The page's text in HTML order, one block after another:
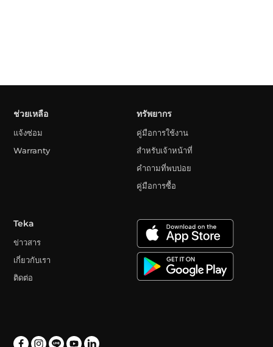
ช่วยเหลือ
แจ้งซ่อม
Warranty
ทรัพยากร
คู่มือการใช้งาน
สำหรับเจ้าหน้าที่
คำถามที่พบบ่อย
คู่มือการซื้อ
Teka
ข่าวสาร
เกี่ยวกับเรา
ติดต่อ